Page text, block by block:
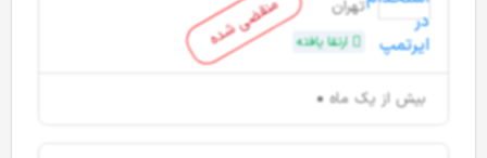
منقضی شده
تهران
ارتقا یافته
بیش از یک ماه